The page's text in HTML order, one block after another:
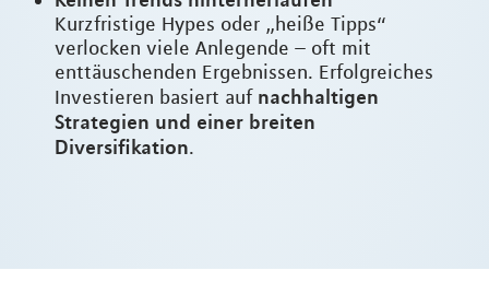
Kurzfristige Hypes oder „heiße Tipps“
verlocken viele Anlegende – oft mit
enttäuschenden Ergebnissen. Erfolgreiches
Investieren basiert auf nachhaltigen
Strategien und einer breiten
Diversifikation.